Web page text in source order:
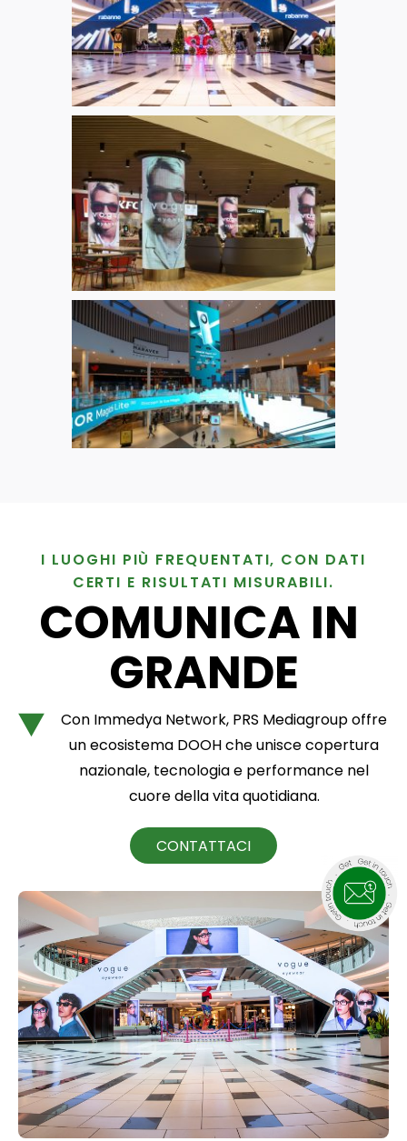
I LUOGHI PIÙ FREQUENTATI, CON DATI
CERTI E RISULTATI MISURABILI.
COMUNICA IN
GRANDE
Con Immedya Network, PRS Mediagroup offre
un ecosistema DOOH che unisce copertura
nazionale, tecnologia e performance nel
cuore della vita quotidiana.
CONTATTACI